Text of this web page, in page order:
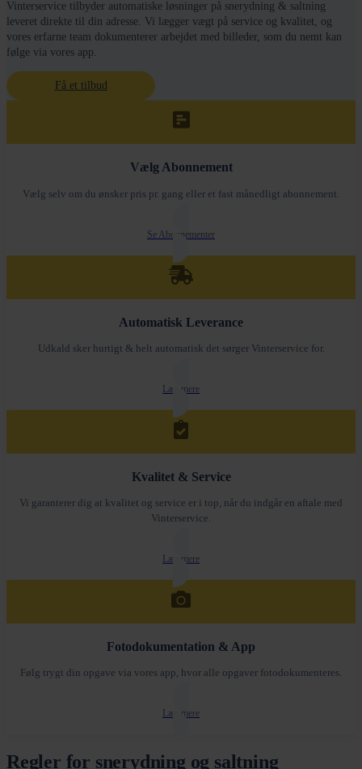
Vinterservice tilbyder automatiske løsninger på snerydning & saltning
leveret direkte til din adresse. Vi lægger vægt på service og kvalitet, og
vores erfarne team dokumenterer arbejdet med billeder, som du nemt kan
følge via vores app.
Få et tilbud
Vælg Abonnement
Vælg selv om du ønsker pris pr. gang eller et fast månedligt abonnement.
Se Abonnementer
Automatisk Leverance
Udkald sker hurtigt & helt automatisk det sørger Vinterservice for.
Læs mere
Kvalitet & Service
Vi garanterer dig at kvalitet og service er i top, når du indgår en aftale med
Vinterservice.
Læs mere
Fotodokumentation & App
Følg trygt din opgave via vores app, hvor alle opgaver fotodokumenteres.
Læs mere
Regler for snerydning og saltning